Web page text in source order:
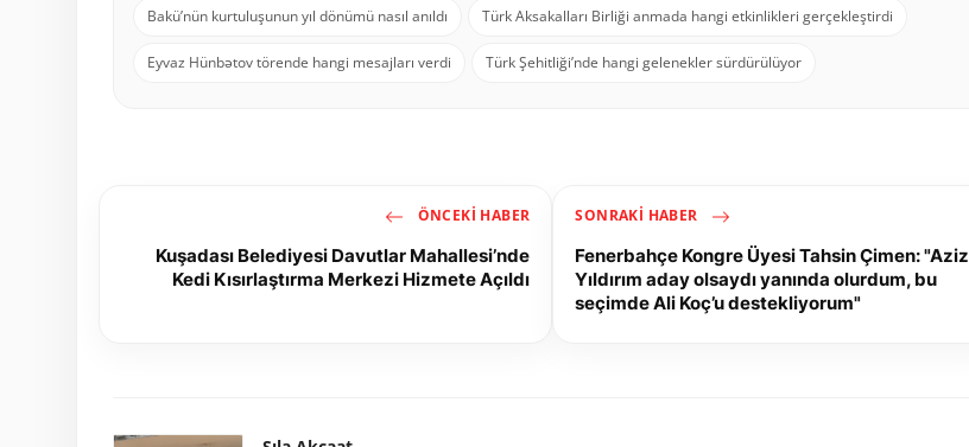
Bakü’nün kurtuluşunun yıl dönümü nasıl anıldı
Türk Aksakalları Birliği anmada hangi etkinlikleri gerçekleştirdi
Eyvaz Hünbətov törende hangi mesajları verdi Türk Şehitliği’nde hangi gelenekler sürdürülüyor
ÖNCEKI HABER
Kuşadası Belediyesi Davutlar Mahallesi’nde
Kedi Kısırlaştırma Merkezi Hizmete Açıldı
SONRAKI HABER
Fenerbahçe Kongre Üyesi Tahsin Çimen: "Aziz
Yıldırım aday olsaydı yanında olurdum, bu
seçimde Ali Koç’u destekliyorum"